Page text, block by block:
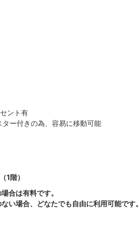
ント有
ー付きの為、容易に移動可能
1階）
合は有料です。
い場合、どなたでも自由に利用可能です。